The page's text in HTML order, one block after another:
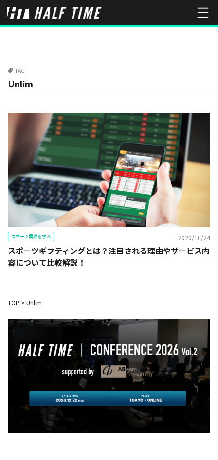
TAG
Unlim
スポーツ業界を学ぶ 2020/10/24
スポーツギフティングとは？注目される理由やサービス内
容について比較解説！
TOP > Unlim